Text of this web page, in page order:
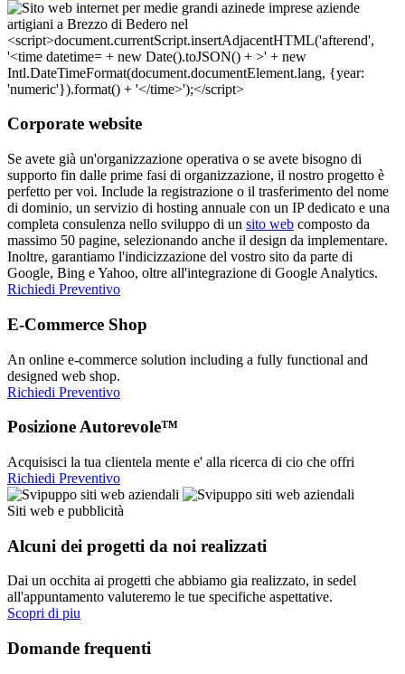
Corporate website
Se avete già un'organizzazione operativa o se avete bisogno di
supporto fin dalle prime fasi di organizzazione, il nostro progetto è
perfetto per voi. Include la registrazione o il trasferimento del nome
di dominio, un servizio di hosting annuale con un IP dedicato e una
completa consulenza nello sviluppo di un sito web composto da
massimo 50 pagine, selezionando anche il design da implementare.
Inoltre, garantiamo l'indicizzazione del vostro sito da parte di
Google, Bing e Yahoo, oltre all'integrazione di Google Analytics.
Richiedi Preventivo
E-Commerce Shop
An online e-commerce solution including a fully functional and
designed web shop.
Richiedi Preventivo
Posizione Autorevole™
Acquisisci la tua clientela mente e' alla ricerca di cio che offri
Richiedi Preventivo
Siti web e pubblicità
Alcuni dei progetti da noi realizzati
Dai un occhita ai progetti che abbiamo gia realizzato, in sedel
all'appuntamento valuteremo le tue specifiche aspettative.
Scopri di piu
Domande frequenti